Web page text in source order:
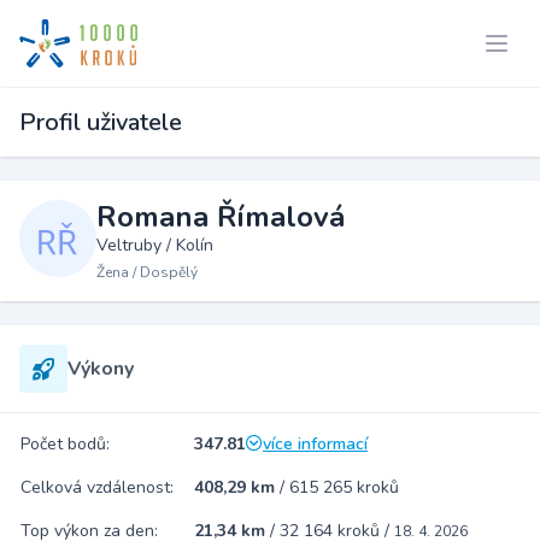
Profil uživatele
Romana Římalová
Veltruby / Kolín
Žena / Dospělý
Výkony
Počet bodů: 347.81
více informací
Celková vzdálenost:
408,29 km / 615 265 kroků
Top výkon za den:
21,34 km / 32 164 kroků / 18. 4. 2026